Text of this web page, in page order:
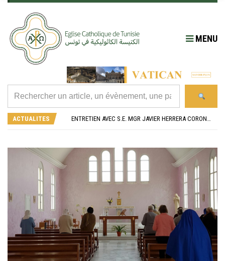
MENU
ACTUALITES
L’ÉCOLE JEANNE D’ARC CÉLÈBRE SES NOUVEAUX BACHELIERS : UNE TRADITION QUI RASSEMBLE
ENTRETIEN AVEC S.E. MGR JAVIER HERRERA CORONA, NONCE APOSTOLIQUE EN ALGÉRIE ET EN TUNISIE